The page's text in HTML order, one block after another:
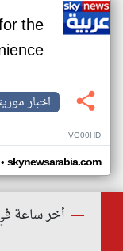
the
اخبار
VG00HD
• skynewsarabia.com
أخر ساعة